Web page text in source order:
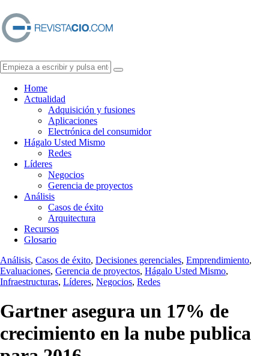
Home
Actualidad
Adquisición y fusiones
Aplicaciones
Electrónica del consumidor
Hágalo Usted Mismo
Redes
Líderes
Negocios
Gerencia de proyectos
Análisis
Casos de éxito
Arquitectura
Recursos
Glosario
Análisis, Casos de éxito, Decisiones gerenciales, Emprendimiento,
Evaluaciones, Gerencia de proyectos, Hágalo Usted Mismo,
Infraestructuras, Líderes, Negocios, Redes
Gartner asegura un 17% de
crecimiento en la nube publica